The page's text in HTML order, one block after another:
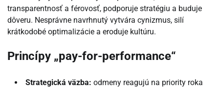
transparentnosť a férovosť, podporuje stratégiu a buduje
dôveru. Nesprávne navrhnutý vytvára cynizmus, silí
krátkodobé optimalizácie a eroduje kultúru.
Princípy „pay-for-performance“
Strategická väzba: odmeny reagujú na priority roka